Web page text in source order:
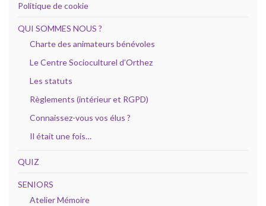
Politique de cookie
QUI SOMMES NOUS ?
Charte des animateurs bénévoles
Le Centre Socioculturel d’Orthez
Les statuts
Règlements (intérieur et RGPD)
Connaissez-vous vos élus ?
Il était une fois…
QUIZ
SENIORS
Atelier Mémoire